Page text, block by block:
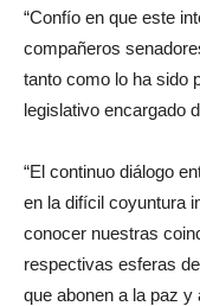
“Confío en que este
compañeros
tanto como lo ha sido
legislativo encargado
“El continuo diálogo
en la difícil coyuntura
conocer nuestras
respectivas esferas
que abonen a la paz y